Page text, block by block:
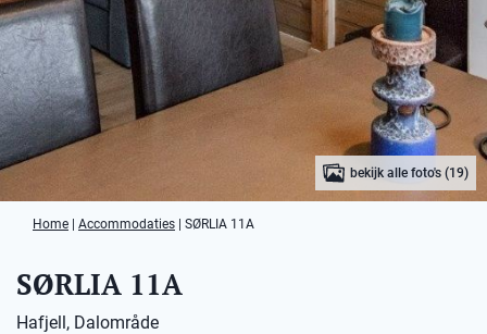
bekijk alle foto's (19)
Home Accommodaties SØRLIA 11A
SØRLIA 11A
Hafjell, Dalområde